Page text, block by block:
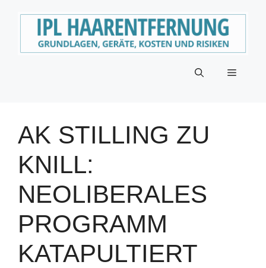
Menü
AK STILLING ZU
KNILL:
NEOLIBERALES
PROGRAMM
KATAPULTIERT